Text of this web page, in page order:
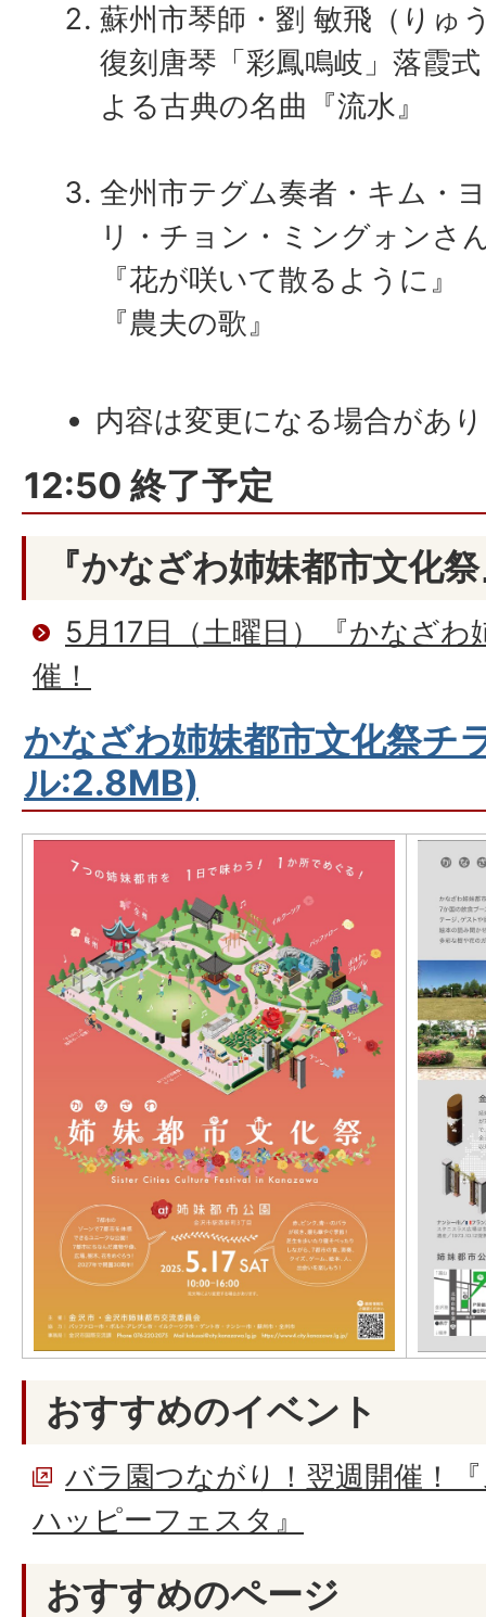
蘇州市琴師・劉 敏飛（りゅ
復刻唐琴「彩鳳鳴岐」落霞
よる古典の名曲『流水』
全州市テグム奏者・キム・
リ・チョン・ミングォンさ
『花が咲いて散るように』
『農夫の歌』
内容は変更になる場合があ
12:50 終了予定
『かなざわ姉妹都市文化
5月17日（土曜日）『かなざわ
催！
かなざわ姉妹都市文化祭チ
ル:2.8MB)
おすすめのイベント
バラ園つながり！翌週開催！
ハッピーフェスタ』
おすすめのページ